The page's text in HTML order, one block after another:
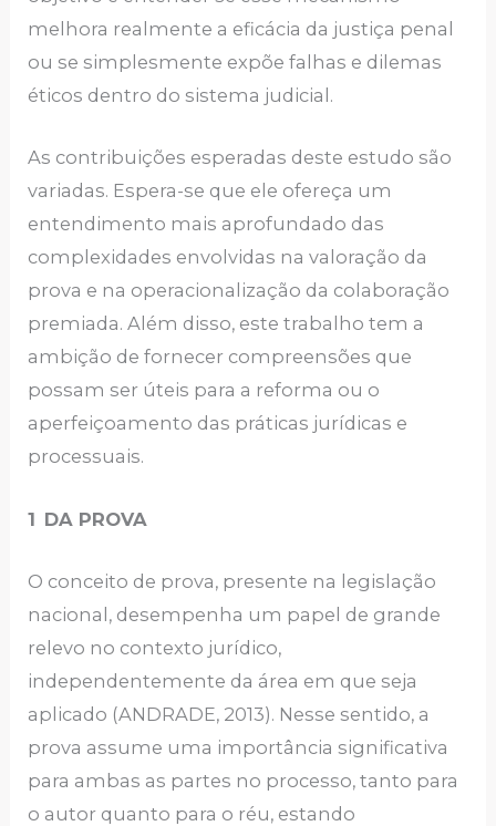
melhora realmente a eficácia da justiça penal
ou se simplesmente expõe falhas e dilemas
éticos dentro do sistema judicial.
As contribuições esperadas deste estudo são
variadas. Espera-se que ele ofereça um
entendimento mais aprofundado das
complexidades envolvidas na valoração da
prova e na operacionalização da colaboração
premiada. Além disso, este trabalho tem a
ambição de fornecer compreensões que
possam ser úteis para a reforma ou o
aperfeiçoamento das práticas jurídicas e
processuais.
1 DA PROVA
O conceito de prova, presente na legislação
nacional, desempenha um papel de grande
relevo no contexto jurídico,
independentemente da área em que seja
aplicado (ANDRADE, 2013). Nesse sentido, a
prova assume uma importância significativa
para ambas as partes no processo, tanto para
o autor quanto para o réu, estando